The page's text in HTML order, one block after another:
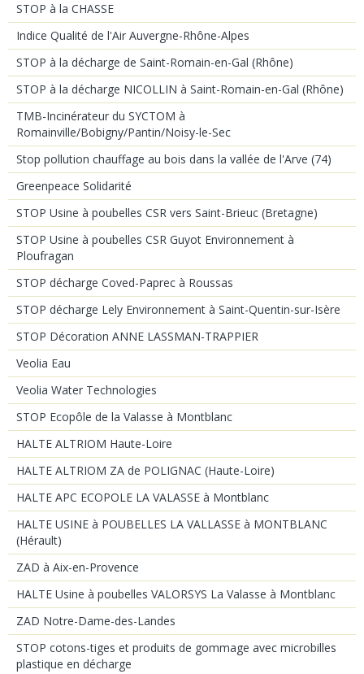
STOP à la CHASSE
Indice Qualité de l'Air Auvergne-Rhône-Alpes
STOP à la décharge de Saint-Romain-en-Gal (Rhône)
STOP à la décharge NICOLLIN à Saint-Romain-en-Gal (Rhône)
TMB-Incinérateur du SYCTOM à
Romainville/Bobigny/Pantin/Noisy-le-Sec
Stop pollution chauffage au bois dans la vallée de l'Arve (74)
Greenpeace Solidarité
STOP Usine à poubelles CSR vers Saint-Brieuc (Bretagne)
STOP Usine à poubelles CSR Guyot Environnement à
Ploufragan
STOP décharge Coved-Paprec à Roussas
STOP décharge Lely Environnement à Saint-Quentin-sur-Isère
STOP Décoration ANNE LASSMAN-TRAPPIER
Veolia Eau
Veolia Water Technologies
STOP Ecopôle de la Valasse à Montblanc
HALTE ALTRIOM Haute-Loire
HALTE ALTRIOM ZA de POLIGNAC (Haute-Loire)
HALTE APC ECOPOLE LA VALASSE à Montblanc
HALTE USINE à POUBELLES LA VALLASSE à MONTBLANC
(Hérault)
ZAD à Aix-en-Provence
HALTE Usine à poubelles VALORSYS La Valasse à Montblanc
ZAD Notre-Dame-des-Landes
STOP cotons-tiges et produits de gommage avec microbilles
plastique en décharge